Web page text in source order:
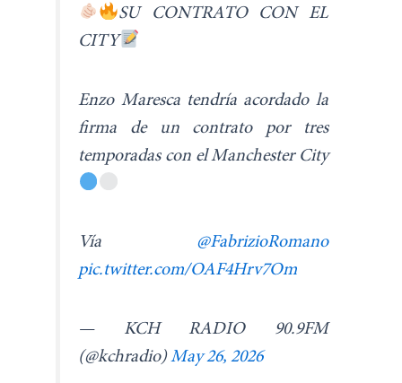
SU CONTRATO CON EL
CITY
Enzo Maresca tendría acordado la
firma de un contrato por tres
temporadas con el Manchester City
Vía @FabrizioRomano
pic.twitter.com/OAF4Hrv7Om
— KCH RADIO 90.9FM
(@kchradio)May 26, 2026